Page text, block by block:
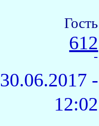
Гость
612
-
30.06.2017 -
12:02